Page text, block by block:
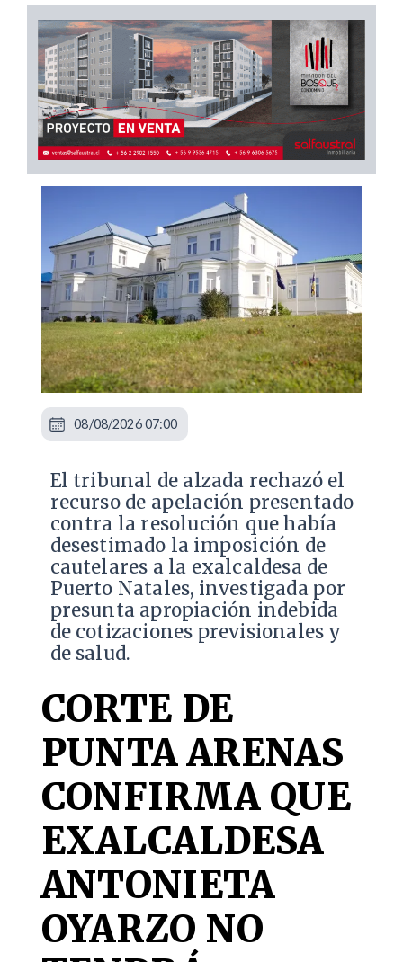
​El tribunal de alzada rechazó el
recurso de apelación presentado
contra la resolución que había
desestimado la imposición de
cautelares a la exalcaldesa de
Puerto Natales, investigada por
presunta apropiación indebida
de cotizaciones previsionales y
de salud.
CORTE DE
PUNTA ARENAS
CONFIRMA QUE
EXALCALDESA
ANTONIETA
OYARZO NO
08/08/2026 07:00